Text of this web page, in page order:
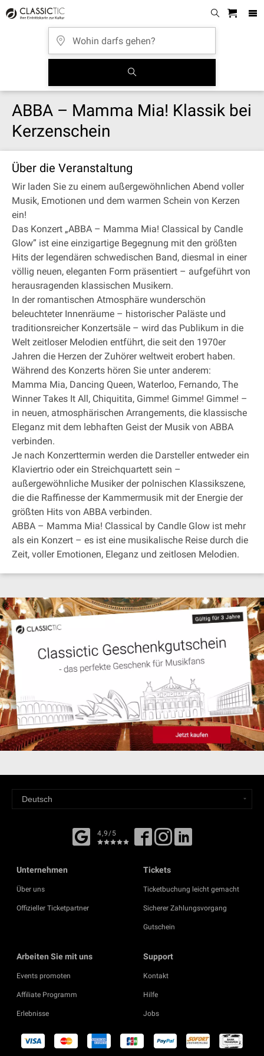
ABBA – Mamma Mia! Klassik bei
Kerzenschein
Über die Veranstaltung
Wir laden Sie zu einem außergewöhnlichen Abend voller
Musik, Emotionen und dem warmen Schein von Kerzen
ein!
Das Konzert „ABBA – Mamma Mia! Classical by Candle
Glow” ist eine einzigartige Begegnung mit den größten
Hits der legendären schwedischen Band, diesmal in einer
völlig neuen, eleganten Form präsentiert – aufgeführt von
herausragenden klassischen Musikern.
In der romantischen Atmosphäre wunderschön
beleuchteter Innenräume – historischer Paläste und
traditionsreicher Konzertsäle – wird das Publikum in die
Welt zeitloser Melodien entführt, die seit den 1970er
Jahren die Herzen der Zuhörer weltweit erobert haben.
Während des Konzerts hören Sie unter anderem:
Mamma Mia, Dancing Queen, Waterloo, Fernando, The
Winner Takes It All, Chiquitita, Gimme! Gimme! Gimme! –
in neuen, atmosphärischen Arrangements, die klassische
Eleganz mit dem lebhaften Geist der Musik von ABBA
verbinden.
Je nach Konzerttermin werden die Darsteller entweder ein
Klaviertrio oder ein Streichquartett sein –
außergewöhnliche Musiker der polnischen Klassikszene,
die die Raffinesse der Kammermusik mit der Energie der
größten Hits von ABBA verbinden.
ABBA – Mamma Mia! Classical by Candle Glow ist mehr
als ein Konzert – es ist eine musikalische Reise durch die
Zeit, voller Emotionen, Eleganz und zeitlosen Melodien.
4,9/5
Unternehmen
Über uns
Offizieller Ticketpartner
Tickets
Ticketbuchung leicht gemacht
Sicherer Zahlungsvorgang
Gutschein
Arbeiten Sie mit uns
Events promoten
Affiliate Programm
Erlebnisse
Support
Kontakt
Hilfe
Jobs